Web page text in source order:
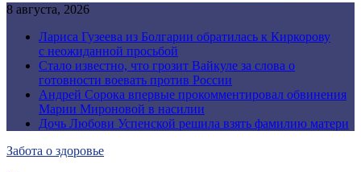
8 августа, 2026
Лариса Гузеева из Болгарии обратилась к Киркорову
с неожиданной просьбой
Стало известно, что грозит Вайкуле за слова о
готовности воевать против России
Андрей Сорока впервые прокомментировал обвинения
Марии Мироновой в насилии
Дочь Любови Успенской решила взять фамилию матери
Забота о здоровье